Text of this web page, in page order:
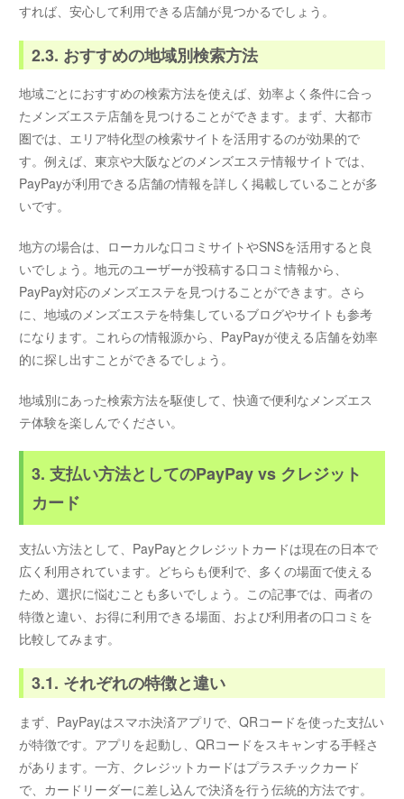
すれば、安心して利用できる店舗が見つかるでしょう。
2.3. おすすめの地域別検索方法
地域ごとにおすすめの検索方法を使えば、効率よく条件に合っ
たメンズエステ店舗を見つけることができます。まず、大都市
圏では、エリア特化型の検索サイトを活用するのが効果的で
す。例えば、東京や大阪などのメンズエステ情報サイトでは、
PayPayが利用できる店舗の情報を詳しく掲載していることが多
いです。
地方の場合は、ローカルな口コミサイトやSNSを活用すると良
いでしょう。地元のユーザーが投稿する口コミ情報から、
PayPay対応のメンズエステを見つけることができます。さら
に、地域のメンズエステを特集しているブログやサイトも参考
になります。これらの情報源から、PayPayが使える店舗を効率
的に探し出すことができるでしょう。
地域別にあった検索方法を駆使して、快適で便利なメンズエス
テ体験を楽しんでください。
3. 支払い方法としてのPayPay vs クレジット
カード
支払い方法として、PayPayとクレジットカードは現在の日本で
広く利用されています。どちらも便利で、多くの場面で使える
ため、選択に悩むことも多いでしょう。この記事では、両者の
特徴と違い、お得に利用できる場面、および利用者の口コミを
比較してみます。
3.1. それぞれの特徴と違い
まず、PayPayはスマホ決済アプリで、QRコードを使った支払い
が特徴です。アプリを起動し、QRコードをスキャンする手軽さ
があります。一方、クレジットカードはプラスチックカード
で、カードリーダーに差し込んで決済を行う伝統的方法です。